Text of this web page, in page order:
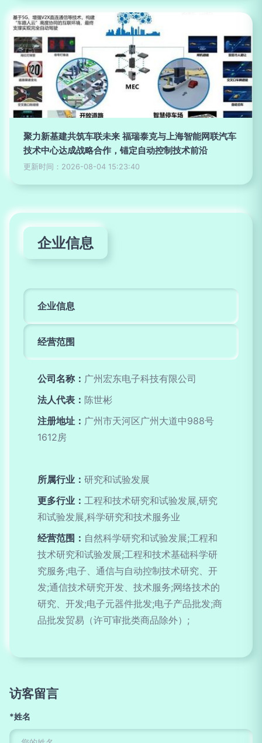
聚力新基建共筑车联未来 福瑞泰克与上海智能网联汽车
技术中心达成战略合作，锚定自动控制技术前沿
更新时间：2026-08-04 15:23:40
企业信息
企业信息
经营范围
公司名称： 广州宏东电子科技有限公司
法人代表： 陈世彬
注册地址： 广州市天河区广州大道中988号
1612房
所属行业： 研究和试验发展
更多行业： 工程和技术研究和试验发展,研究
和试验发展,科学研究和技术服务业
经营范围： 自然科学研究和试验发展;工程和
技术研究和试验发展;工程和技术基础科学研
究服务;电子、通信与自动控制技术研究、开
发;通信技术研究开发、技术服务;网络技术的
研究、开发;电子元器件批发;电子产品批发;商
品批发贸易（许可审批类商品除外）;
访客留言
*姓名